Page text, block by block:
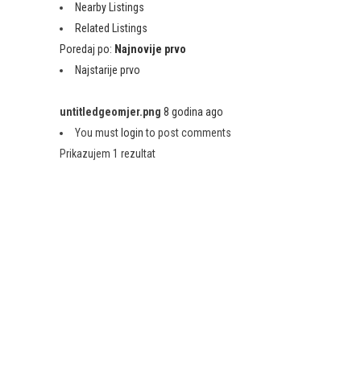
Nearby Listings
Related Listings
Poredaj po: Najnovije prvo
Najstarije prvo
untitledgeomjer.png 8 godina ago
You must loginto post comments
Prikazujem 1 rezultat